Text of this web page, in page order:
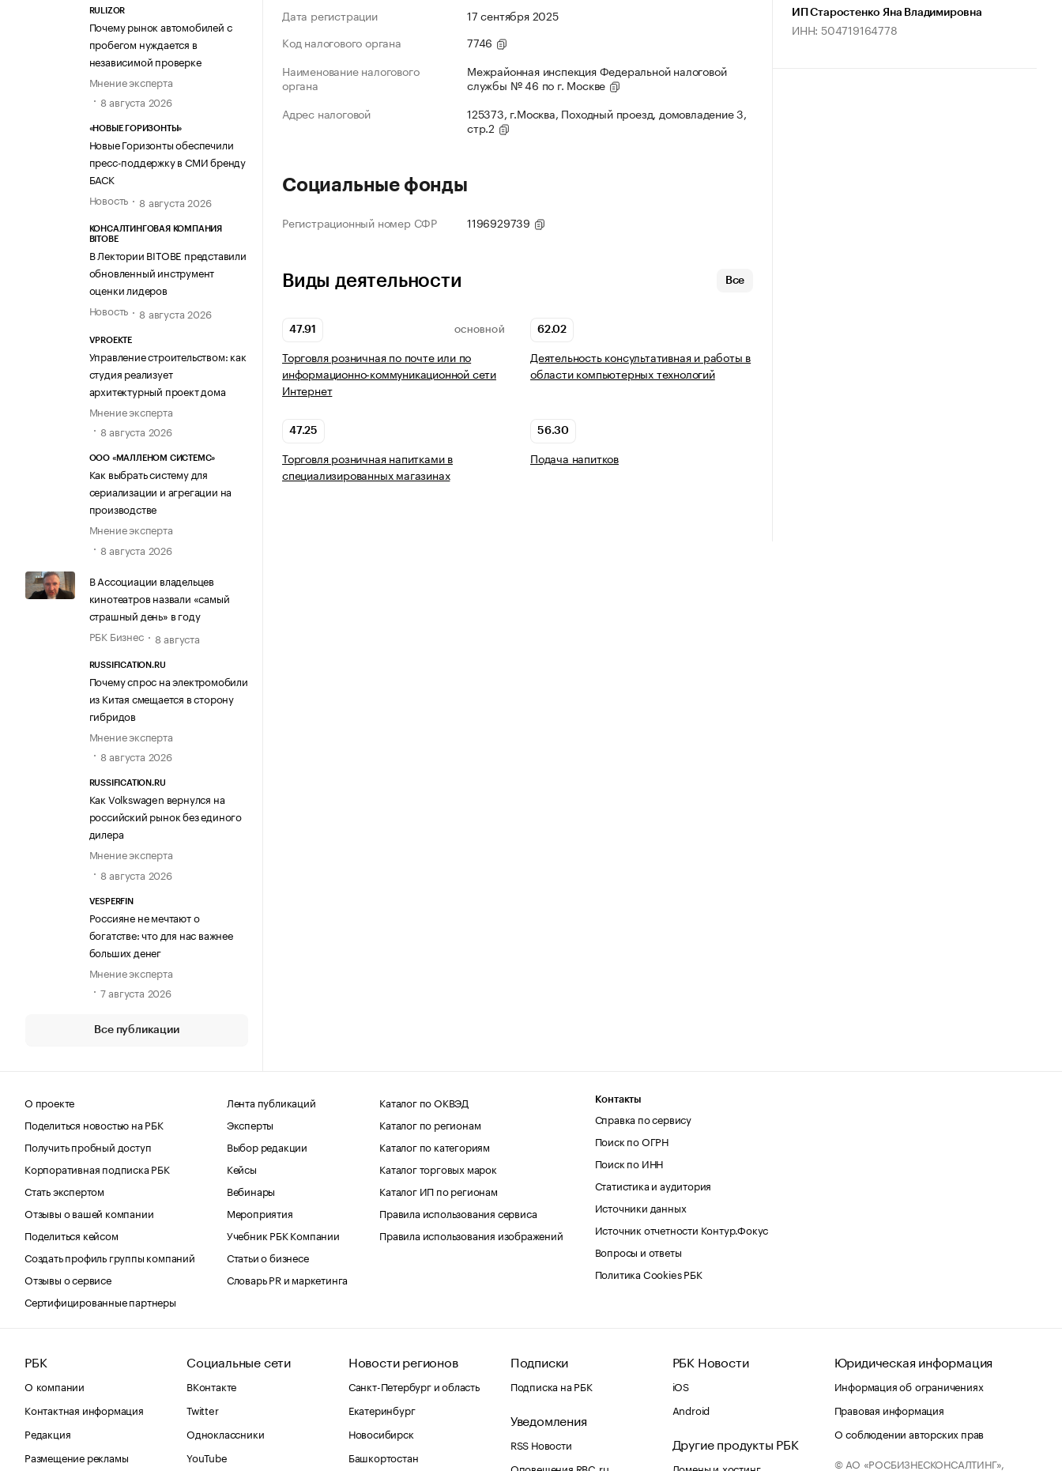
RULIZOR
Почему рынок автомобилей с
пробегом нуждается в
независимой проверке
Мнение эксперта
8 августа 2026
«НОВЫЕ ГОРИЗОНТЫ»
Новые Горизонты обеспечили
пресс-поддержку в СМИ бренду
БАСК
Новость
8 августа 2026
КОНСАЛТИНГОВАЯ КОМПАНИЯ
BITOBE
В Лектории BITOBE представили
обновленный инструмент
оценки лидеров
Новость
8 августа 2026
VPROEKTE
Управление строительством: как
студия реализует
архитектурный проект дома
Мнение эксперта
8 августа 2026
ООО «МАЛЛЕНОМ СИСТЕМС»
Как выбрать систему для
сериализации и агрегации на
производстве
Мнение эксперта
8 августа 2026
В Ассоциации владельцев
кинотеатров назвали «самый
страшный день» в году
РБК Бизнес
8 августа
RUSSIFICATION.RU
Почему спрос на электромобили
из Китая смещается в сторону
гибридов
Мнение эксперта
8 августа 2026
RUSSIFICATION.RU
Как Volkswagen вернулся на
российский рынок без единого
дилера
Мнение эксперта
8 августа 2026
VESPERFIN
Россияне не мечтают о
богатстве: что для нас важнее
больших денег
Мнение эксперта
7 августа 2026
Все публикации
Дата регистрации
17 сентября 2025
Код налогового органа
7746
Наименование налогового
органа
Межрайонная инспекция Федеральной налоговой
службы № 46 по г. Москве
Адрес налоговой
125373, г.Москва, Походный проезд, домовладение 3,
стр.2
Социальные фонды
Регистрационный номер СФР 1196929739
Виды деятельности Все
47.91 ОСНОВНОЙ
Торговля розничная по почте или по
информационно-коммуникационной сети
Интернет
62.02
Деятельность консультативная и работы в
области компьютерных технологий
47.25
Торговля розничная напитками в
специализированных магазинах
56.30
Подача напитков
ИП Старостенко Яна Владимировна
ИНН: 504719164778
О проекте
Поделиться новостью на РБК
Получить пробный доступ
Корпоративная подписка РБК
Стать экспертом
Отзывы о вашей компании
Поделиться кейсом
Создать профиль группы компаний
Отзывы о сервисе
Сертифицированные партнеры
Лента публикаций
Эксперты
Выбор редакции
Кейсы
Вебинары
Мероприятия
Учебник РБК Компании
Статьи о бизнесе
Словарь PR и маркетинга
Каталог по ОКВЭД
Каталог по регионам
Каталог по категориям
Каталог торговых марок
Каталог ИП по регионам
Правила использования сервиса
Правила использования изображений
Контакты
Справка по сервису
Поиск по ОГРН
Поиск по ИНН
Статистика и аудитория
Источники данных
Источник отчетности Контур.Фокус
Вопросы и ответы
Политика Cookies РБК
РБК
О компании
Контактная информация
Редакция
Размещение рекламы
Социальные сети
ВКонтакте
Twitter
Одноклассники
YouTube
Новости регионов
Санкт-Петербург и область
Екатеринбург
Новосибирск
Башкортостан
Подписки
Подписка на РБК
Уведомления
RSS Новости
Оповещения RBC.ru
РБК Новости
iOS
Android
Другие продукты РБК
Домены и хостинг
Юридическая информация
Информация об ограничениях
Правовая информация
О соблюдении авторских прав
© АО «РОСБИЗНЕСКОНСАЛТИНГ»,